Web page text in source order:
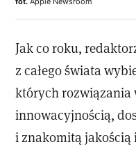
Jak co roku,
z całego świata
których rozwiązania
innowacyjnością,
i znakomitą jakością